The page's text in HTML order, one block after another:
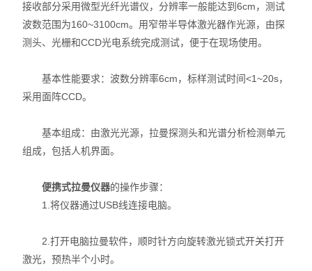
荧光分光光度计（分子荧光
X射线衍射仪（XRD）
激光光散射仪
电化学工作站
分析仪器-光谱
透反射率测量仪
接收部分采用微型光纤光谱仪，分辨率一般能达到6cm，测试
波数范围为160~3100cm。用窄带半导体激光器作光源，由探
测头、光栅和CCD光电系统完成测试，便于在现场使用。
基本性能要求：波数分辨率6cm，标样测试时间<1~20s，
采用面阵CCD。
基本组成：由激光光源，拉曼探测头和光谱分析检测单元
组成，包括人机界面。
便携式拉曼仪器的操作步骤：
1.将仪器通过USB线连接电脑。
2.打开电脑拉曼软件，顺时针方向旋转激光锁式开关打开
激光，预热半个小时。